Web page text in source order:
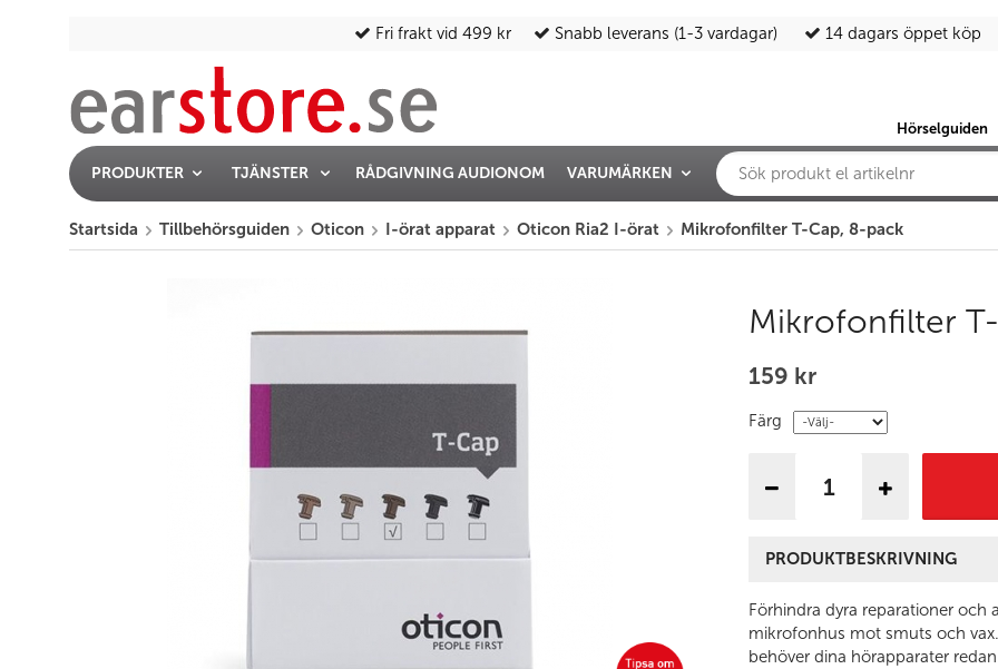
Fri frakt vid 499 kr Snabb leverans (1-3 vardagar) 14 dagars öppet köp
Hörselguiden
PRODUKTER TJÄNSTER RÅDGIVNING AUDIONOM VARUMÄRKEN
Startsida Tillbehörsguiden Oticon I-örat apparat Oticon Ria2 I-örat Mikrofonfilter T-Cap, 8-pack
Mikrofonfilter
159 kr
Färg
PRODUKTBESKRIVNING
Förhindra dyra reparationer
mikrofonhus mot smuts och
behöver dina hörapparater